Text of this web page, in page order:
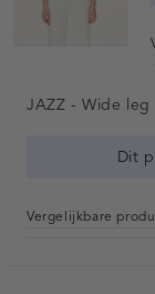
JAZZ - Wide leg
Dit
Vergelijkbare